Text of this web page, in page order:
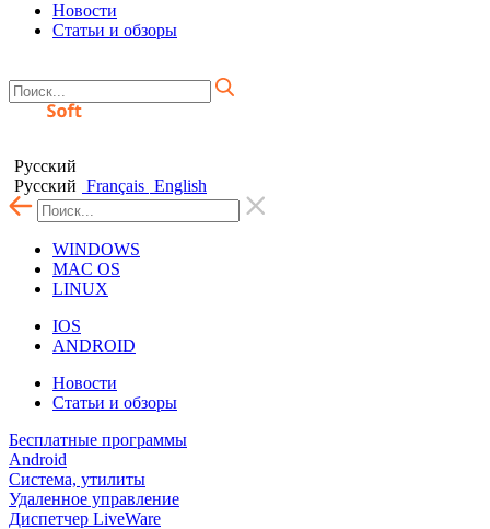
Новости
Статьи и обзоры
Русский
Русский Français English
WINDOWS
MAC OS
LINUX
IOS
ANDROID
Новости
Статьи и обзоры
Бесплатные программы
Android
Система, утилиты
Удаленное управление
Диспетчер LiveWare